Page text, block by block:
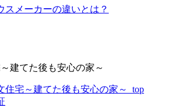
スメーカーの違いとは？
建てた後も安心の家～
住宅～建てた後も安心の家～_top